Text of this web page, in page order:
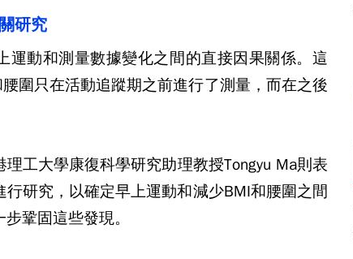
研究
運動和測量數據變化之間的直接因果關係。這
圍只在活動追蹤期之前進行了測量，而在之後
工大學康復科學研究助理教授Tongyu Ma則表
行研究，以確定早上運動和減少BMI和腰圍之間
鞏固這些發現。